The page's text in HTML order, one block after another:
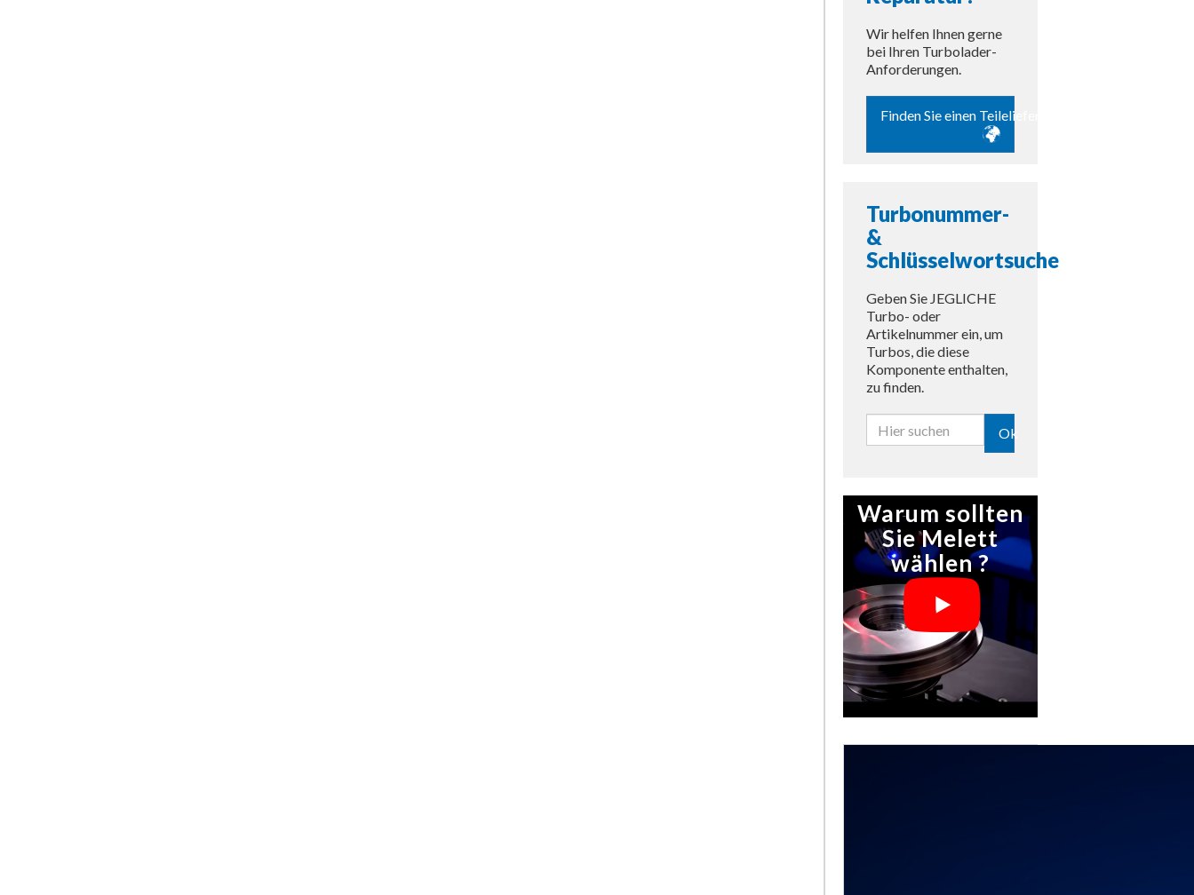
Wir helfen Ihnen gerne
bei Ihren Turbolader-
Anforderungen.
Finden Sie einen Teilelieferanten
Turbonummer-
&
Schlüsselwortsuche
Geben Sie JEGLICHE
Turbo- oder
Artikelnummer ein, um
Turbos, die diese
Komponente enthalten,
zu finden.
Ok
Warum sollten
Sie Melett
wählen ?